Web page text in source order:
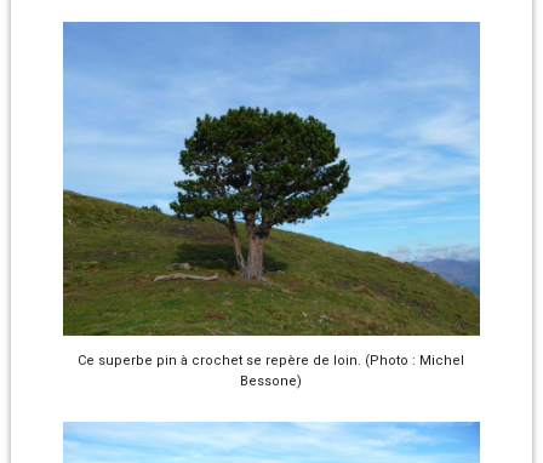
Ce superbe pin à crochet se repère de loin. (Photo : Michel
Bessone)